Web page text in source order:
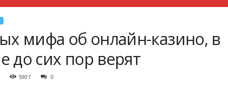
мифа об онлайн-казино, в
до сих пор верят
5907 0